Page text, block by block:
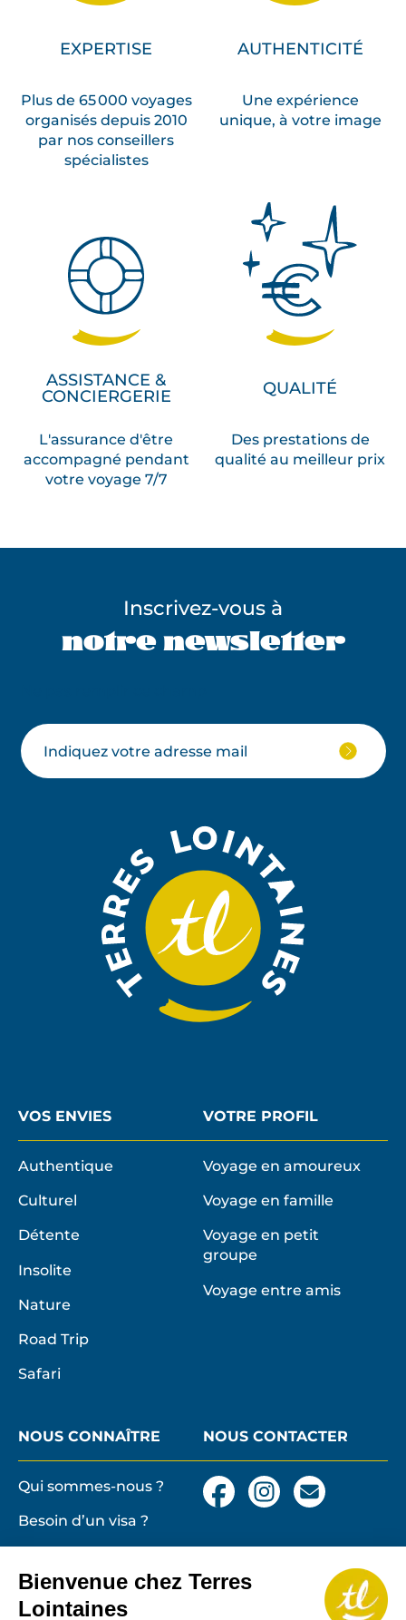
Bienvenue chez Terres
Lointaines
EXPERTISE
Plus de 65 000 voyages
organisés depuis 2010
par nos conseillers
spécialistes
AUTHENTICITÉ
Une expérience
unique, à votre image
ASSISTANCE &
CONCIERGERIE
L'assurance d'être
accompagné pendant
votre voyage 7/7
QUALITÉ
Des prestations de
qualité au meilleur prix
Inscrivez-vous à
notre newsletter
Votre
email
JE
VOS ENVIES
Authentique
Culturel
Détente
Insolite
Nature
Road Trip
Safari
VOTRE PROFIL
Voyage en amoureux
Voyage en famille
Voyage en petit
groupe
Voyage entre amis
NOUS CONNAÎTRE
Qui sommes-nous ?
Besoin d’un visa ?
et particulières de
vente
NOUS CONTACTER
FacebookInstagram
Nous
contacter
email